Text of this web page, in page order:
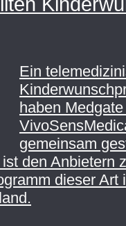
Ein
haben
gemeinsam
den Anbietern
dieser Art